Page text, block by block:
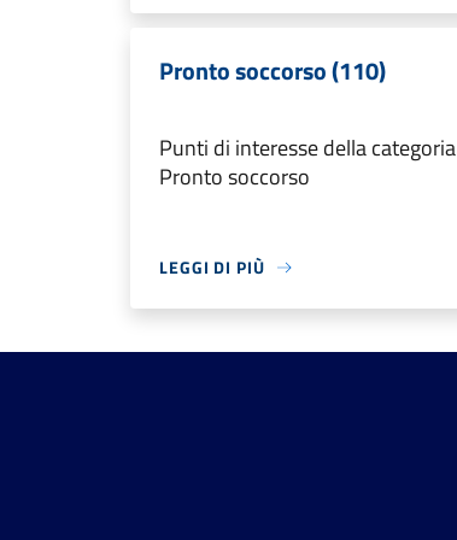
Pronto soccorso (110)
Punti di interesse della categoria
Pronto soccorso
LEGGI DI PIÙ